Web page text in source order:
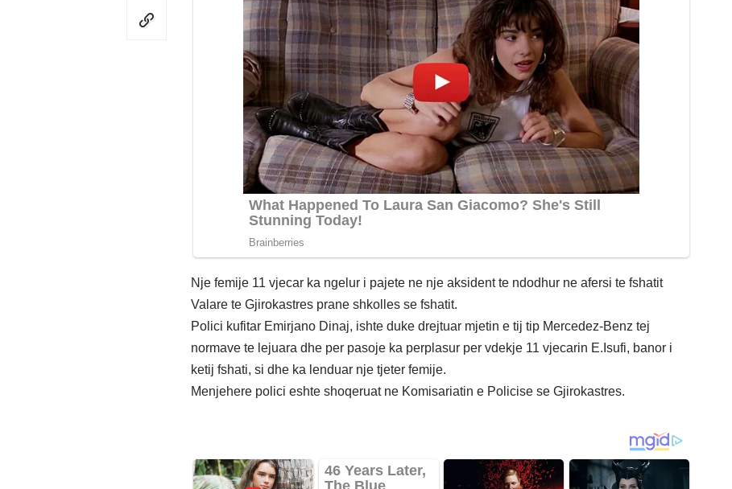
Nje femije 11 vjecar ka ngelur i pajete ne nje aksident te ndodhur ne afersi te fshatit
Valare te Gjirokastres prane shkolles se fshatit.
Polici kufitar Emirjano Dinaj, ishte duke drejtuar mjetin e tij tip Mercedez-Benz tej
normave te lejuara dhe per pasoje ka perplasur per vdekje 11 vjecarin E.Isufi, banor i
ketij fshati, si dhe ka lenduar nje tjeter femije.
Menjehere polici eshte shoqeruat ne Komisariatin e Policise se Gjirokastres.